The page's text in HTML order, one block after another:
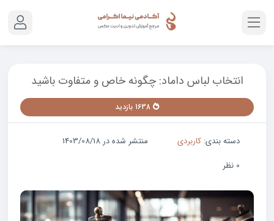
انتخاب لباس داماد: چگونه خاص و متفاوت باشید
1638 بازدید
دسته بندی: کاربردی
منتشر شده در 1403/08/18
0 نظر